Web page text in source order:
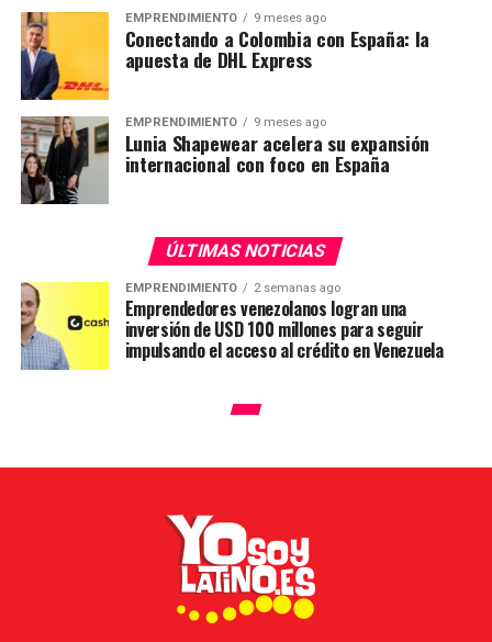
EMPRENDIMIENTO 9 meses ago
Conectando a Colombia con España: la
apuesta de DHL Express
EMPRENDIMIENTO 9 meses ago
Lunia Shapewear acelera su expansión
internacional con foco en España
ÚLTIMAS NOTICIAS
EMPRENDIMIENTO 2 semanas ago
Emprendedores venezolanos logran una
inversión de USD 100 millones para seguir
impulsando el acceso al crédito en Venezuela